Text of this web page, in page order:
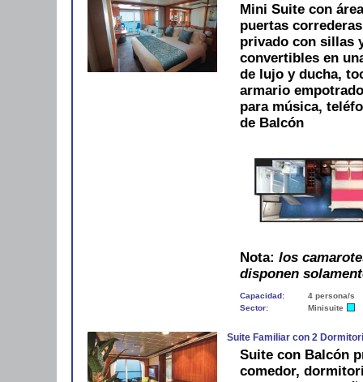
Mini Suite con
puertas
privado con sillas
convertibles en
de lujo y ducha,
armario
para música,
de Balcón
Nota: los
disponen
Capacidad:
4 persona/s
Sector:
Minisuite
Suite Familiar con 2
Suite con Balcón
comedor,